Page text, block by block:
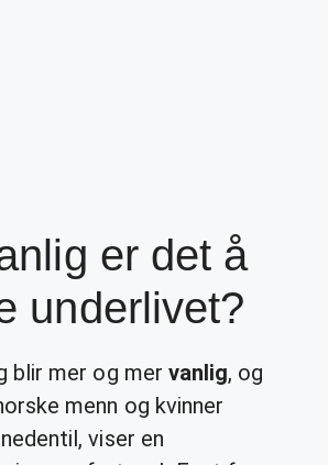
er det å
underlivet?
blir mer og mer vanlig, og
menn og kvinner
viser en